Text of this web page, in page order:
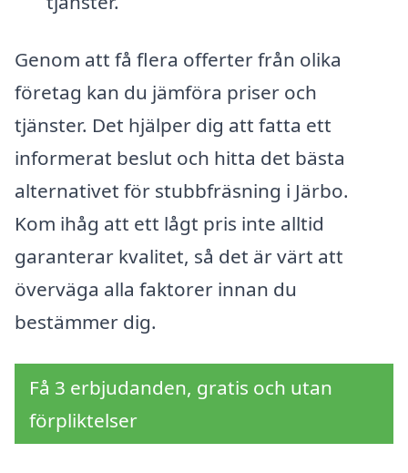
Genom att få flera offerter från olika
företag kan du jämföra priser och
tjänster. Det hjälper dig att fatta ett
informerat beslut och hitta det bästa
alternativet för stubbfräsning i Järbo.
Kom ihåg att ett lågt pris inte alltid
garanterar kvalitet, så det är värt att
överväga alla faktorer innan du
bestämmer dig.
Få 3 erbjudanden, gratis och utan
förpliktelser